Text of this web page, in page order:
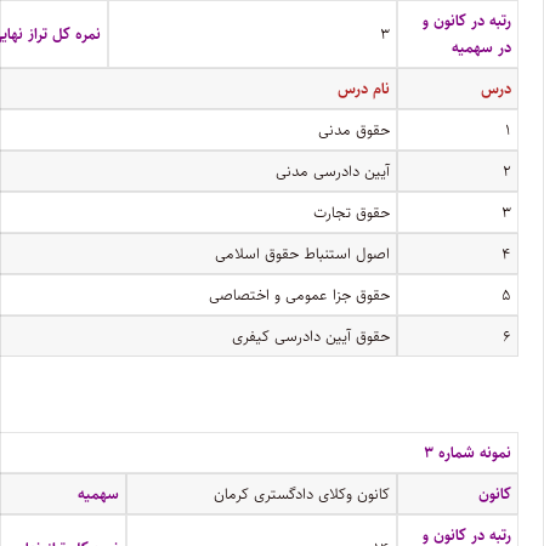
رتبه در کانون و
در سهمیه
۳ نمره کل تراز
درس
نام درس
۱
حقوق مدنی
۲
آیین دادرسی مدنی
۳
حقوق تجارت
۴
اصول استنباط حقوق اسلامی
۵
حقوق جزا عمومی و اختصاصی
۶
حقوق آیین دادرسی کیفری
نمونه شماره ۳
کانون
کانون وکلای دادگستری کرمان
سهمیه
رتبه در کانون و